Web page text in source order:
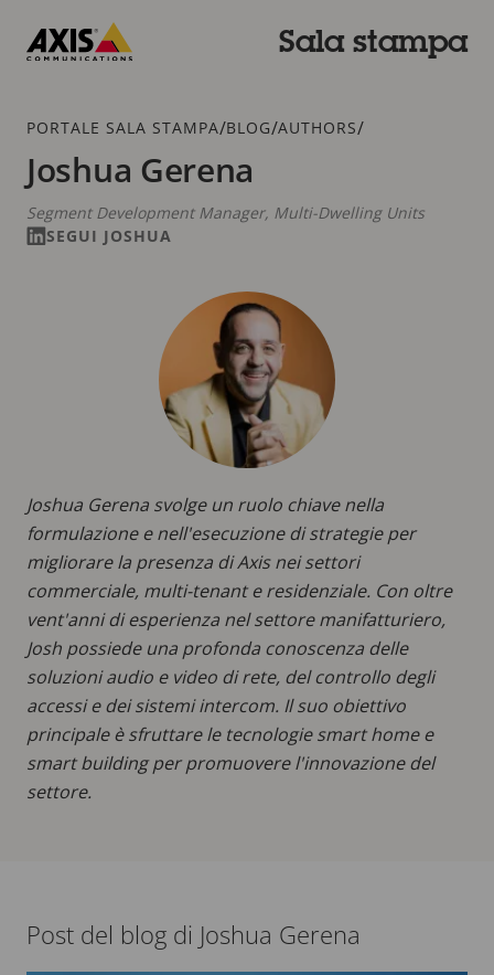
contenuto
Sala stampa
Breadcrumb
PORTALE SALA STAMPA/BLOG/AUTHORS/
Joshua Gerena
Joshua Gerena svolge un ruolo chiave nella
formulazione e nell'esecuzione di strategie per
migliorare la presenza di Axis nei settori
commerciale, multi-tenant e residenziale. Con oltre
vent'anni di esperienza nel settore manifatturiero,
Josh possiede una profonda conoscenza delle
soluzioni audio e video di rete, del controllo degli
accessi e dei sistemi intercom. Il suo obiettivo
principale è sfruttare le tecnologie smart home e
smart building per promuovere l'innovazione del
settore.
Segment Development Manager, Multi-Dwelling Units
SEGUI JOSHUA
Post del blog di Joshua Gerena